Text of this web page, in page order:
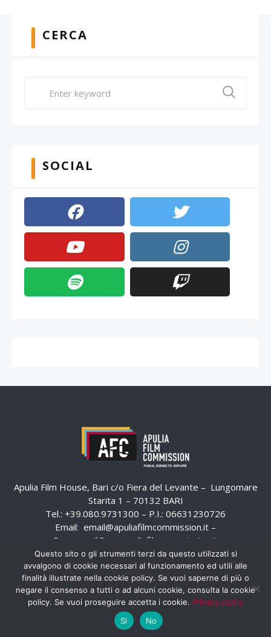
CERCA
SOCIAL
Apulia Film House, Bari c/o Fiera del Levante – Lungomare
Starita 1 – 70132 BARI
Tel.: +39.080.9731300 – P.I.: 06631230726
Email: email@apuliafilmcommission.it –
Pec:
email@pec.apuliafilmcommission.it
Questo sito o gli strumenti terzi da questo utilizzati si
avvalgono di cookie necessari al funzionamento ed utili alle
finalità illustrate nella cookie policy. Se vuoi saperne di più o
negare il consenso a tutti o ad alcuni cookie, consulta la cookie
policy. Se vuoi proseguire accetta i cookie. Privacy policy
Si
No